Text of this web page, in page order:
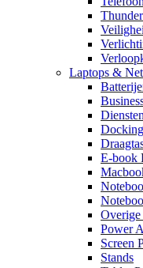
Laptops &
E-book
Overige
Power
Screen
Stands